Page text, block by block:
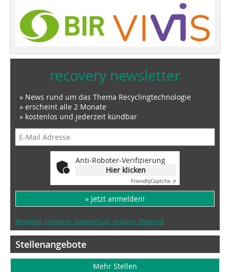
recovery newsletter
» News rund um das Thema Recyclingtechnologie
» erscheint alle 2 Monate
» kostenlos und jederzeit kündbar
Anti-Roboter-Verifizierung
Hier klicken
FriendlyCaptcha ⇗
» Jetzt anmelden!
Beispiele, Hinweise: Datenschutz, Analyse, Widerruf
Stellenangebote
Mehr Stellen